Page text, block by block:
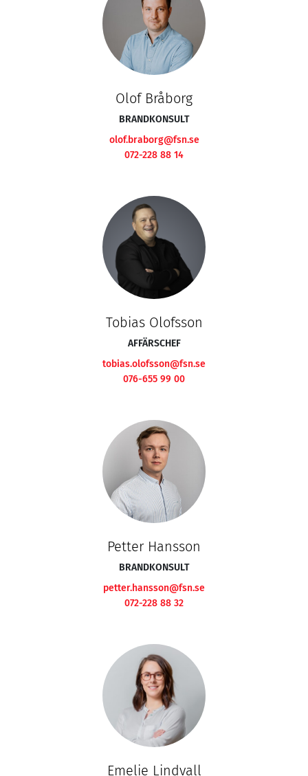
Olof Bråborg
BRANDKONSULT
olof.braborg@fsn.se
072-228 88 14
Tobias Olofsson
AFFÄRSCHEF
tobias.olofsson@fsn.se
076-655 99 00
Petter Hansson
BRANDKONSULT
petter.hansson@fsn.se
072-228 88 32
Emelie Lindvall